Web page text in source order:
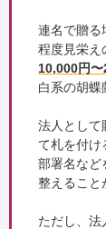
連名で贈る
程度見栄え
10,000円
白系の胡蝶
法人として
て札を付け
部署名など
整えること
ただし、法